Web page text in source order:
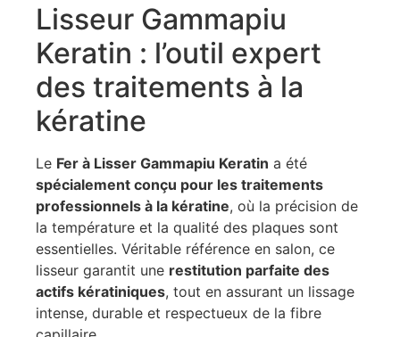
Lisseur Gammapiu
Keratin : l’outil expert
des traitements à la
kératine
Le Fer à Lisser Gammapiu Keratin a été
spécialement conçu pour les traitements
professionnels à la kératine, où la précision de
la température et la qualité des plaques sont
essentielles. Véritable référence en salon, ce
lisseur garantit une restitution parfaite des
actifs kératiniques, tout en assurant un lissage
intense, durable et respectueux de la fibre